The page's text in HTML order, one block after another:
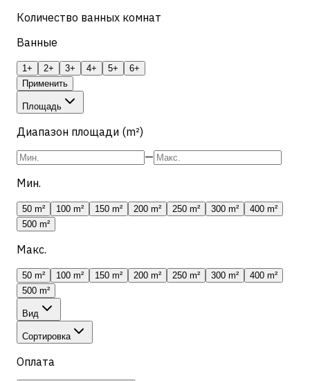
Количество ванных комнат
Ванные
1+ 2+ 3+ 4+ 5+
6+
Применить
Площадь
Диапазон площади (m²)
—
Мин.
50 m² 100 m² 150 m² 200 m² 250 m² 300 m²
400 m²
500 m²
Макс.
50 m² 100 m² 150 m² 200 m² 250 m² 300 m²
400 m²
500 m²
Вид
Сортировка
Оплата